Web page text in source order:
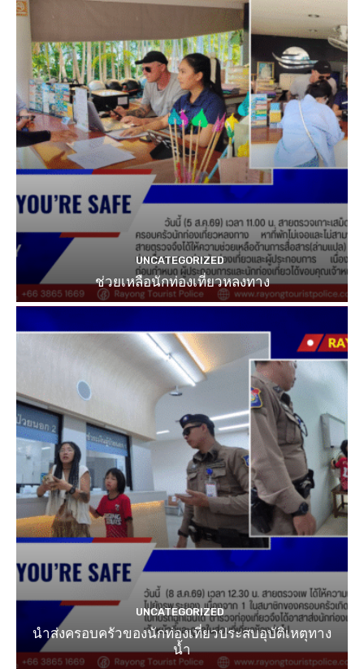
UNCATEGORIZED
ช่วยเหลือนักท่องเที่ยวหลงทาง
UNCATEGORIZED
นำส่งครอบครัวของนักท่องเที่ยวประสบอุบัติเหตุทาง
น้ำ